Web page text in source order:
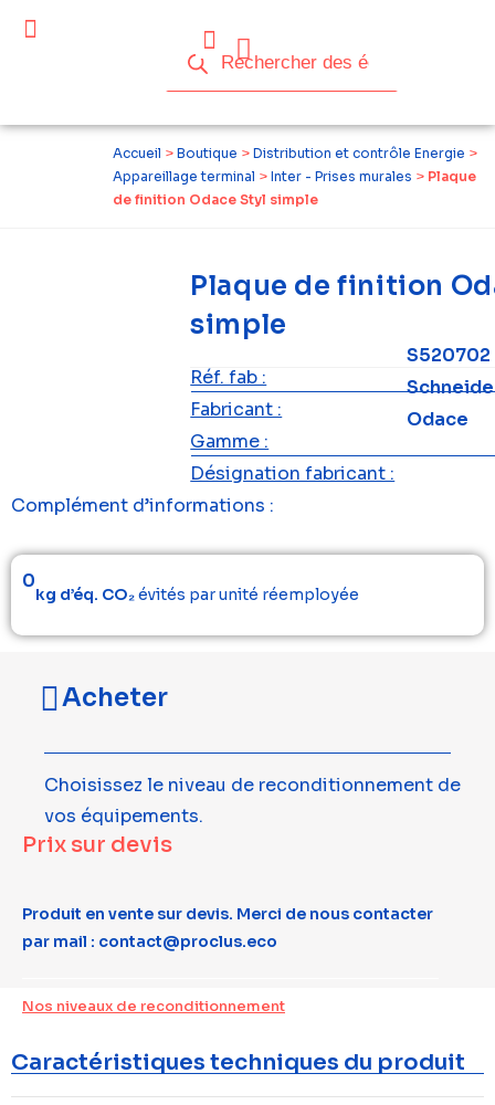
Accueil > Boutique > Distribution et contrôle Energie >
Appareillage terminal > Inter - Prises murales > Plaque
de finition Odace Styl simple
Plaque de finition
simple
Réf. fab :
S520702
Fabricant :
Gamme :
Odace
Désignation fabricant :
Complément d’informations :
0
kg d’éq. CO₂évités par unité réemployée
Acheter
Choisissez le niveau de reconditionnement de
vos équipements.
Prix sur devis
Produit en vente sur devis. Merci de nous contacter
par mail : contact@proclus.eco
Nos niveaux de reconditionnement
Caractéristiques techniques du produit